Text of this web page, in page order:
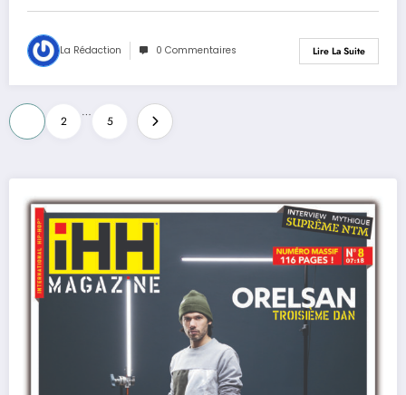
La Rédaction 0 Commentaires Lire La Suite
Navigation
des
articles
2
…
5